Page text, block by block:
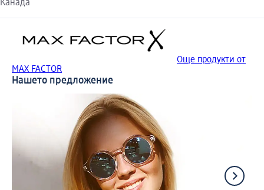
Канада
Още продукти от
MAX FACTOR
Нашето предложение